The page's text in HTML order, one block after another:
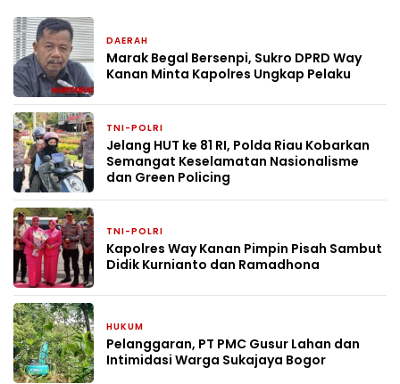
DAERAH
Marak Begal Bersenpi, Sukro DPRD Way
Kanan Minta Kapolres Ungkap Pelaku
TNI-POLRI
Jelang HUT ke 81 RI, Polda Riau Kobarkan
Semangat Keselamatan Nasionalisme
dan Green Policing
TNI-POLRI
Kapolres Way Kanan Pimpin Pisah Sambut
Didik Kurnianto dan Ramadhona
HUKUM
Pelanggaran, PT PMC Gusur Lahan dan
Intimidasi Warga Sukajaya Bogor